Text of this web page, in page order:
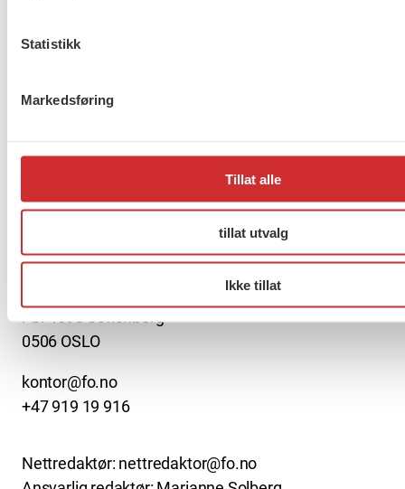
Statistikk
Markedsføring
Tillat alle
tillat utvalg
Ikke tillat
1 2 … 272 Neste
FO (Fellesorganisasjonen)
0506 OSLO
kontor@fo.no
+47 919 19 916
Nettredaktør: nettredaktor@fo.no